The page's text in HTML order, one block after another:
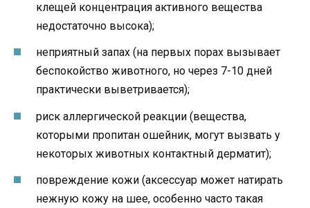
клещей концентрация активного вещества
недостаточно высока);
неприятный запах (на первых порах вызывает
беспокойство животного, но через 7-10 дней
практически выветривается);
риск аллергической реакции (вещества,
которыми пропитан ошейник, могут вызвать у
некоторых животных контактный дерматит);
повреждение кожи (аксессуар может натирать
нежную кожу на шее, особенно часто такая